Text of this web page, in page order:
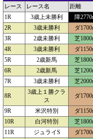
レース
レース名 距離
1R
3歳上未勝利 障
2R
3歳未勝利 ダ
3R
2歳未勝利 芝
4R
3歳未勝利 ダ
5R
2歳新馬 芝
6R
2歳新馬 芝
7R
3歳未勝利 芝
8R
3歳上１勝クラ
ス
ダ
9R 米沢特別 ダ
10R
白河特別 芝
11R
ジュライS ダ